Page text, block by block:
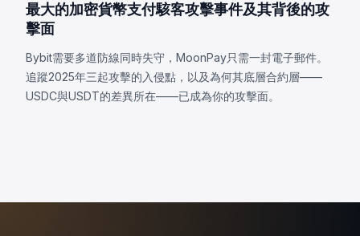
最大的加密貨幣支付駭客攻擊事件及其背後的攻
擊面
Bybit需要多道防線同時失守，MoonPay只需一封電子郵件。
追蹤2025年三起攻擊的入侵點，以及為何其底層合約層——
USDC與USDT的差異所在——已成為你的攻擊面。